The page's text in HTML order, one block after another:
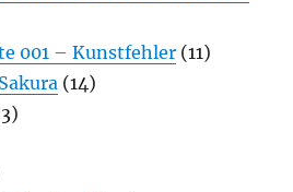
001 – Kunstfehler (11)
(14)